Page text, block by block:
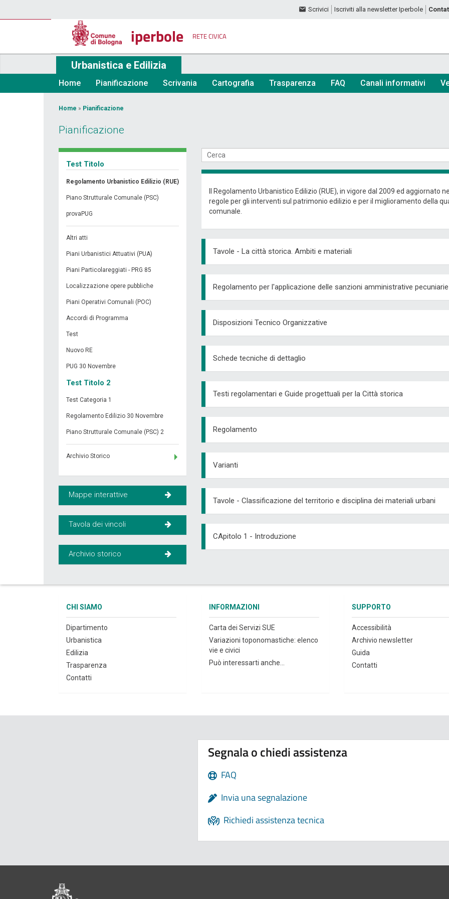
Scrivici Iscriviti alla newsletter Iperbole
iperbole RETE CIVICA
Urbanistica e Edilizia
Home Pianificazione Scrivania Cartografia Trasparenza FAQ Canali informativi
Tu
sei
Home » Pianificazione
Pianificazione
Test Titolo
Regolamento Urbanistico Edilizio (RUE)
Piano Strutturale Comunale (PSC)
provaPUG
Altri atti
Piani Urbanistici Attuativi (PUA)
Piani Particolareggiati - PRG 85
Localizzazione opere pubbliche
Piani Operativi Comunali (POC)
Accordi di Programma
Test
Nuovo RE
PUG 30 Novembre
Test Titolo 2
Test Categoria 1
Regolamento Edilizio 30 Novembre
Piano Strutturale Comunale (PSC) 2
Archivio Storico
Mappe interattive
Tavola dei vincoli
Archivio storico
Il Regolamento Urbanistico Edilizio (RUE), in vigore dal 2009 ed aggiornato
regole per gli interventi sul patrimonio edilizio e per il miglioramento della
comunale.
Tavole - La città storica. Ambiti e materiali
Regolamento per l'applicazione delle sanzioni amministrative
Disposizioni Tecnico Organizzative
Schede tecniche di dettaglio
Testi regolamentari e Guide progettuali per la Città storica
Regolamento
Varianti
Tavole - Classificazione del territorio e disciplina dei materiali urbani
CApitolo 1 - Introduzione
CHI SIAMO
Dipartimento
Urbanistica
Edilizia
Trasparenza
Contatti
INFORMAZIONI
Carta dei Servizi SUE
Variazioni toponomastiche: elenco
vie e civici
Può interessarti anche...
SUPPORTO
Accessibilità
Archivio newsletter
Guida
Contatti
Segnala o chiedi assistenza
FAQ
Invia una segnalazione
Richiedi assistenza tecnica
Pié di pagina di Comune di Bologna